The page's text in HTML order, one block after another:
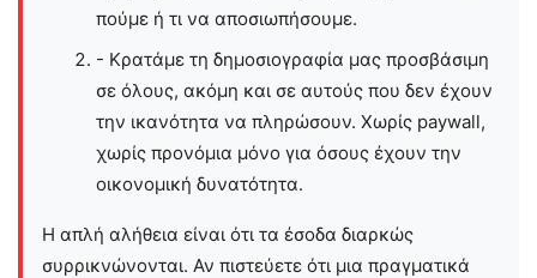
πούμε ή τι να αποσιωπήσουμε.
- Κρατάμε τη δημοσιογραφία μας προσβάσιμη
σε όλους, ακόμη και σε αυτούς που δεν έχουν
την ικανότητα να πληρώσουν. Χωρίς paywall,
χωρίς προνόμια μόνο για όσους έχουν την
οικονομική δυνατότητα.
Η απλή αλήθεια είναι ότι τα έσοδα διαρκώς
συρρικνώνονται. Αν πιστεύετε ότι μια πραγματικά